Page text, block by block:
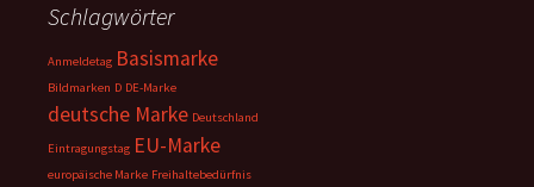
Schlagwörter
Anmeldetag Basismarke
Bildmarken D DE-Marke
deutsche Marke Deutschland
Eintragungstag EU-Marke
europäische Marke Freihaltebedürfnis